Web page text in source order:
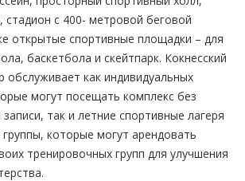
стадион с 400- метровой беговой
открытые спортивные площадки – для
баскетбола и скейтпарк. Кокнесский
обслуживает как индивидуальных
могут посещать комплекс без
так и летние спортивные лагеря
которые могут арендовать
тренировочных групп для улучшения